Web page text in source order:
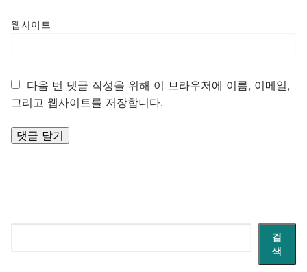
웹사이트
다음 번 댓글 작성을 위해 이 브라우저에 이름, 이메일,
그리고 웹사이트를 저장합니다.
검
색